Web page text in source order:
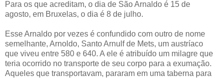
Para os que acreditam, o dia de São Arnaldo é 15 de
agosto, em Bruxelas, o dia é 8 de julho.
Esse Arnaldo por vezes é confundido com outro de nome
semelhante, Arnoldo, Santo Arnulf de Mets, um austríaco
que viveu entre 580 e 640. A ele é atribuído um milagre que
teria ocorrido no transporte de seu corpo para a exumação.
Aqueles que transportavam, pararam em uma taberna para